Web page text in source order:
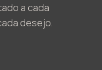
a cada
desejo.